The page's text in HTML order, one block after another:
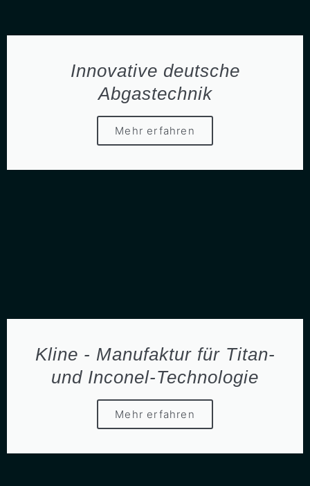
Innovative deutsche
Abgastechnik
Mehr erfahren
Kline - Manufaktur für Titan-
und Inconel-Technologie
Mehr erfahren